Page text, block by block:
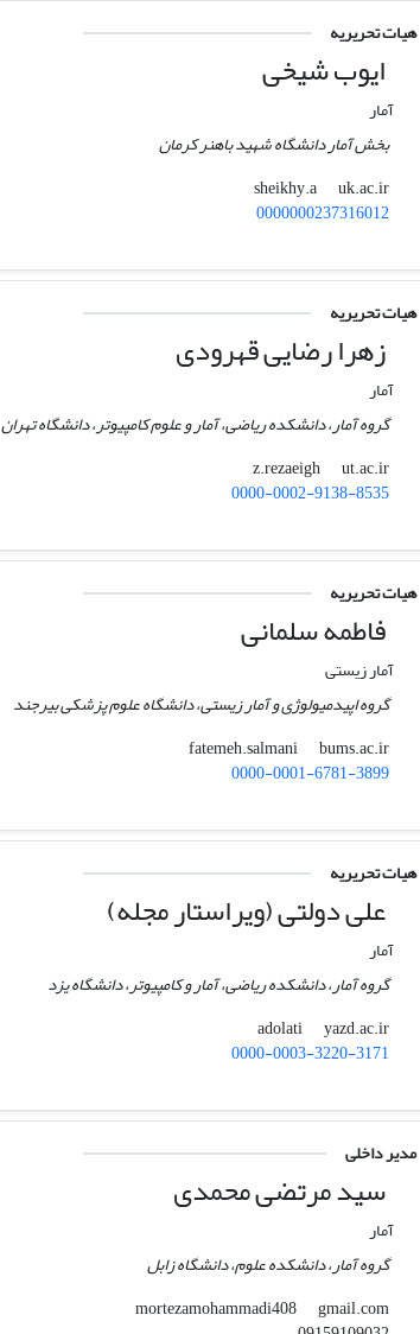
هیات تحریریه
ایوب شیخی
آمار
بخش آمار دانشگاه شهید باهنر کرمان
sheikhy.a
uk.ac.ir
0000000237316012
هیات تحریریه
زهرا رضایی قهرودی
آمار
گروه آمار، دانشکده ریاضی، آمار و علوم کامپیوتر، دانشگاه تهران
z.rezaeigh
ut.ac.ir
0000-0002-9138-8535
هیات تحریریه
فاطمه سلمانی
آمار زیستی
گروه اپیدمیولوژی و آمار زیستی، دانشگاه علوم پزشکی بیرجند
fatemeh.salmani
bums.ac.ir
0000-0001-6781-3899
هیات تحریریه
علی دولتی (ویراستار مجله)
آمار
گروه آمار، دانشکده ریاضی، آمار و کامپیوتر، دانشگاه یزد
adolati
yazd.ac.ir
0000-0003-3220-3171
مدیر داخلی
سید مرتضی محمدی
آمار
گروه آمار، دانشکده علوم، دانشگاه زابل
mortezamohammadi408
gmail.com